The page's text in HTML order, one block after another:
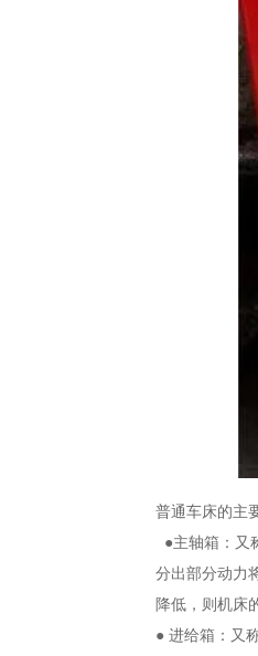
普通车床的主
●主轴箱：又
分出部分动力
降低，则机床
● 进给箱：又